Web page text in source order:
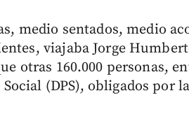
medio sentados, medio
viajaba Jorge
otras 160.000 personas,
(DPS), obligados por